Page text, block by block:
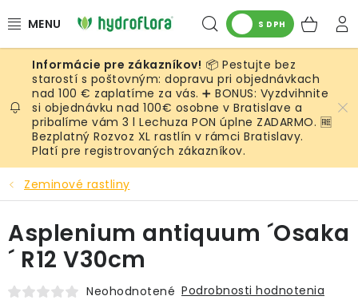
na
Hľadať
S DPH
RASTLINY
UMELÉ RASTLINY
KVETINÁČE
SUBSTRÁTY A PRÍSLUŠENSTVO
SERVIS INTERIÉROVEJ ZELENE
📦 Pestujte bez
starostí s poštovným: dopravu pri objednávkach
nad 100 € zaplatíme za vás. ➕ BONUS: Vyzdvihnite
si objednávku nad 100€ osobne v Bratislave a
pribalíme vám 3 l Lechuza PON úplne ZADARMO. 🆓
Bezplatný Rozvoz XL rastlín v rámci Bratislavy.
Platí pre registrovaných zákazníkov.
Zeminové rastliny
Asplenium antiquum ´Osaka
´ R12 V30cm
Neohodnotené Podrobnosti hodnotenia